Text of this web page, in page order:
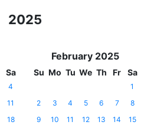
2025
Sa
4
11
18
February 2025
Su Mo Tu We Th Fr Sa
1
2
3 4 5 6 7
8
9
10 11 12 13 14
15